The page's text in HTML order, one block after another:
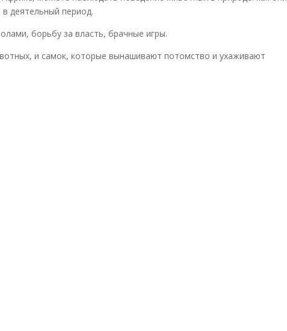
деятельный период.
борьбу за власть, брачные игры.
и самок, которые вынашивают потомство и ухаживают